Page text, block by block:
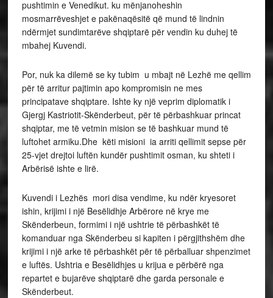
pushtimin e Venedikut. ku mënjanoheshin
mosmarrëveshjet e pakënaqësitë që mund të lindnin
ndërmjet sundimtarëve shqiptarë për vendin ku duhej të
mbahej Kuvendi.
Por, nuk ka dilemë se ky tubim u mbajt në Lezhë me qellim
për të arritur pajtimin apo kompromisin ne mes
principatave shqiptare. Ishte ky një veprim diplomatik i
Gjergj Kastriotit-Skënderbeut, për të përbashkuar princat
shqiptar, me të vetmin mision se të bashkuar mund të
luftohet armiku.Dhe këti misioni ia arriti qellimit sepse për
25-vjet drejtoi luftën kundër pushtimit osman, ku shteti i
Arbërisë ishte e lirë.
Kuvendi i Lezhës mori disa vendime, ku ndër kryesoret
ishin, krijimi i një Besëlidhje Arbërore në krye me
Skënderbeun, formimi i një ushtrie të përbashkët të
komanduar nga Skënderbeu si kapiten i përgjithshëm dhe
krijimi i një arke të përbashkët për të përballuar shpenzimet
e luftës. Ushtria e Besëlidhjes u krijua e përbërë nga
repartet e bujarëve shqiptarë dhe garda personale e
Skënderbeut.